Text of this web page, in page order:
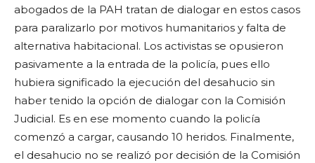
abogados de la PAH tratan de dialogar en estos casos
para paralizarlo por motivos humanitarios y falta de
alternativa habitacional. Los activistas se opusieron
pasivamente a la entrada de la policía, pues ello
hubiera significado la ejecución del desahucio sin
haber tenido la opción de dialogar con la Comisión
Judicial. Es en ese momento cuando la policía
comenzó a cargar, causando 10 heridos. Finalmente,
el desahucio no se realizó por decisión de la Comisión